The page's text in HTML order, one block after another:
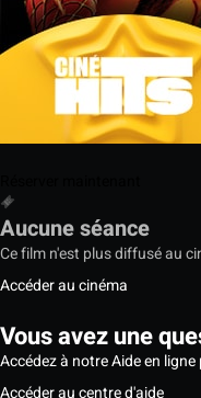
Aucune séance
Ce film n'est plus diffusé au
Accéder au cinéma
Vous avez une
Accédez à notre Aide en
Accéder au centre d'aide